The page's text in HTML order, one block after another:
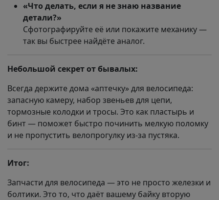
«Что делать, если я не знаю название
детали?»
Сфотографируйте её или покажите механику —
так вы быстрее найдёте аналог.
Небольшой секрет от бывалых:
Всегда держите дома «аптечку» для велосипеда:
запасную камеру, набор звеньев для цепи,
тормозные колодки и тросы. Это как пластырь и
бинт — поможет быстро починить мелкую поломку
и не пропустить велопрогулку из-за пустяка.
Итог:
Запчасти для велосипеда — это не просто железки и
болтики. Это то, что даёт вашему байку вторую